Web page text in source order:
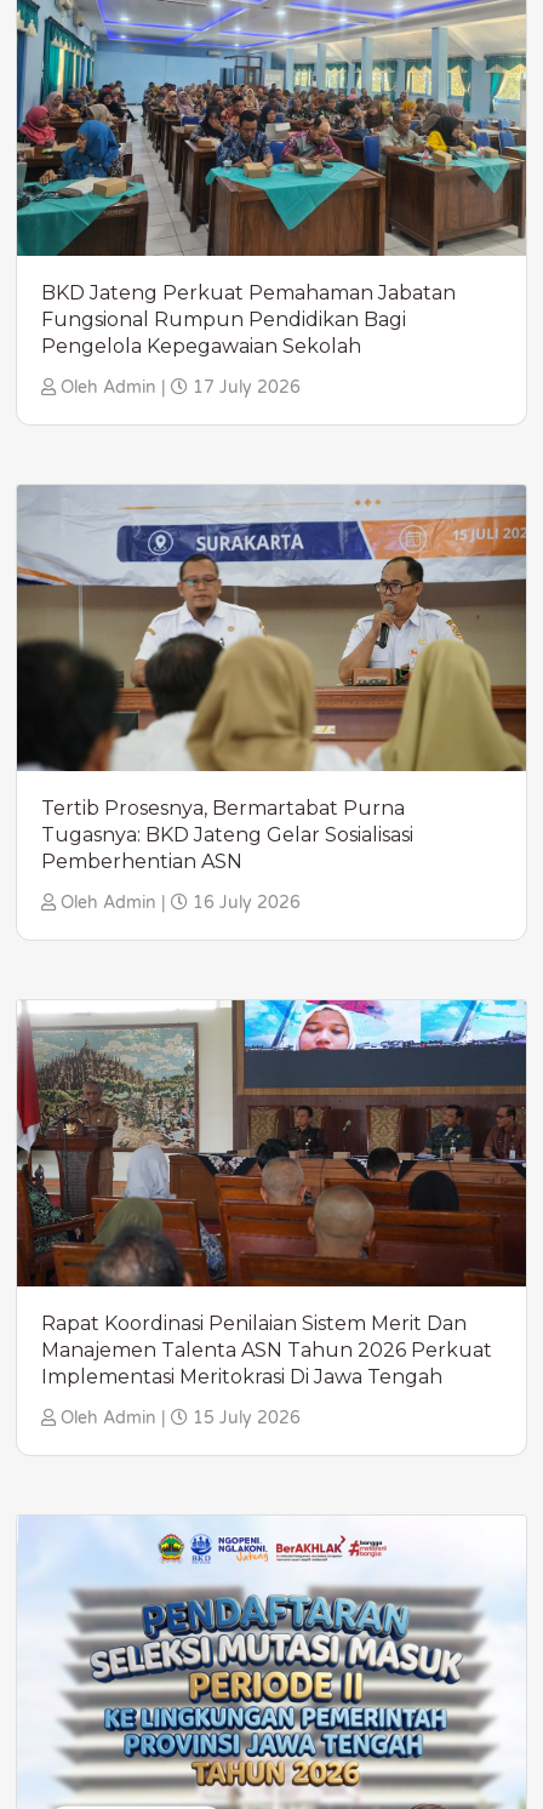
BKD Jateng Perkuat Pemahaman Jabatan
Fungsional Rumpun Pendidikan Bagi
Pengelola Kepegawaian Sekolah
Oleh Admin | 17 July 2026
Tertib Prosesnya, Bermartabat Purna
Tugasnya: BKD Jateng Gelar Sosialisasi
Pemberhentian ASN
Oleh Admin | 16 July 2026
Rapat Koordinasi Penilaian Sistem Merit Dan
Manajemen Talenta ASN Tahun 2026 Perkuat
Implementasi Meritokrasi Di Jawa Tengah
Oleh Admin | 15 July 2026